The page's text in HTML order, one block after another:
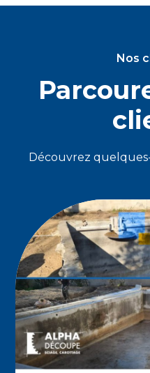
Nos
Découvrez